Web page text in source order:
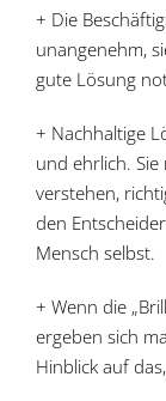
+ Die
unangenehm,
gute Lösung
+ Nachhaltige
und ehrlich.
verstehen,
den
Mensch selbst.
+ Wenn die
ergeben sich
Hinblick auf